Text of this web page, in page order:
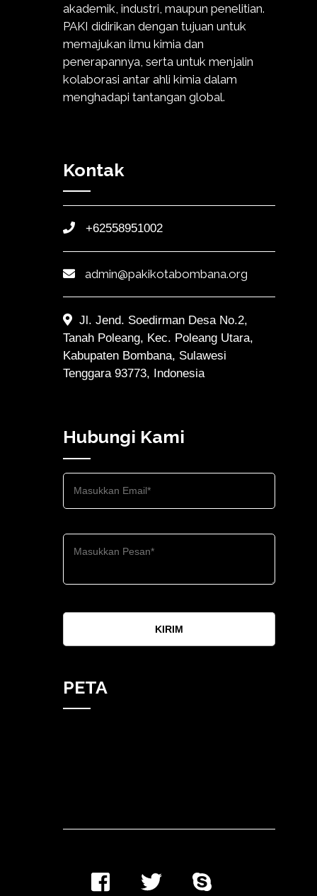
akademik, industri, maupun penelitian.
PAKI didirikan dengan tujuan untuk
memajukan ilmu kimia dan
penerapannya, serta untuk menjalin
kolaborasi antar ahli kimia dalam
menghadapi tantangan global.
Kontak
+62558951002
admin@pakikotabombana.org
Jl. Jend. Soedirman Desa No.2,
Tanah Poleang, Kec. Poleang Utara,
Kabupaten Bombana, Sulawesi
Tenggara 93773, Indonesia
Hubungi Kami
KIRIM
PETA